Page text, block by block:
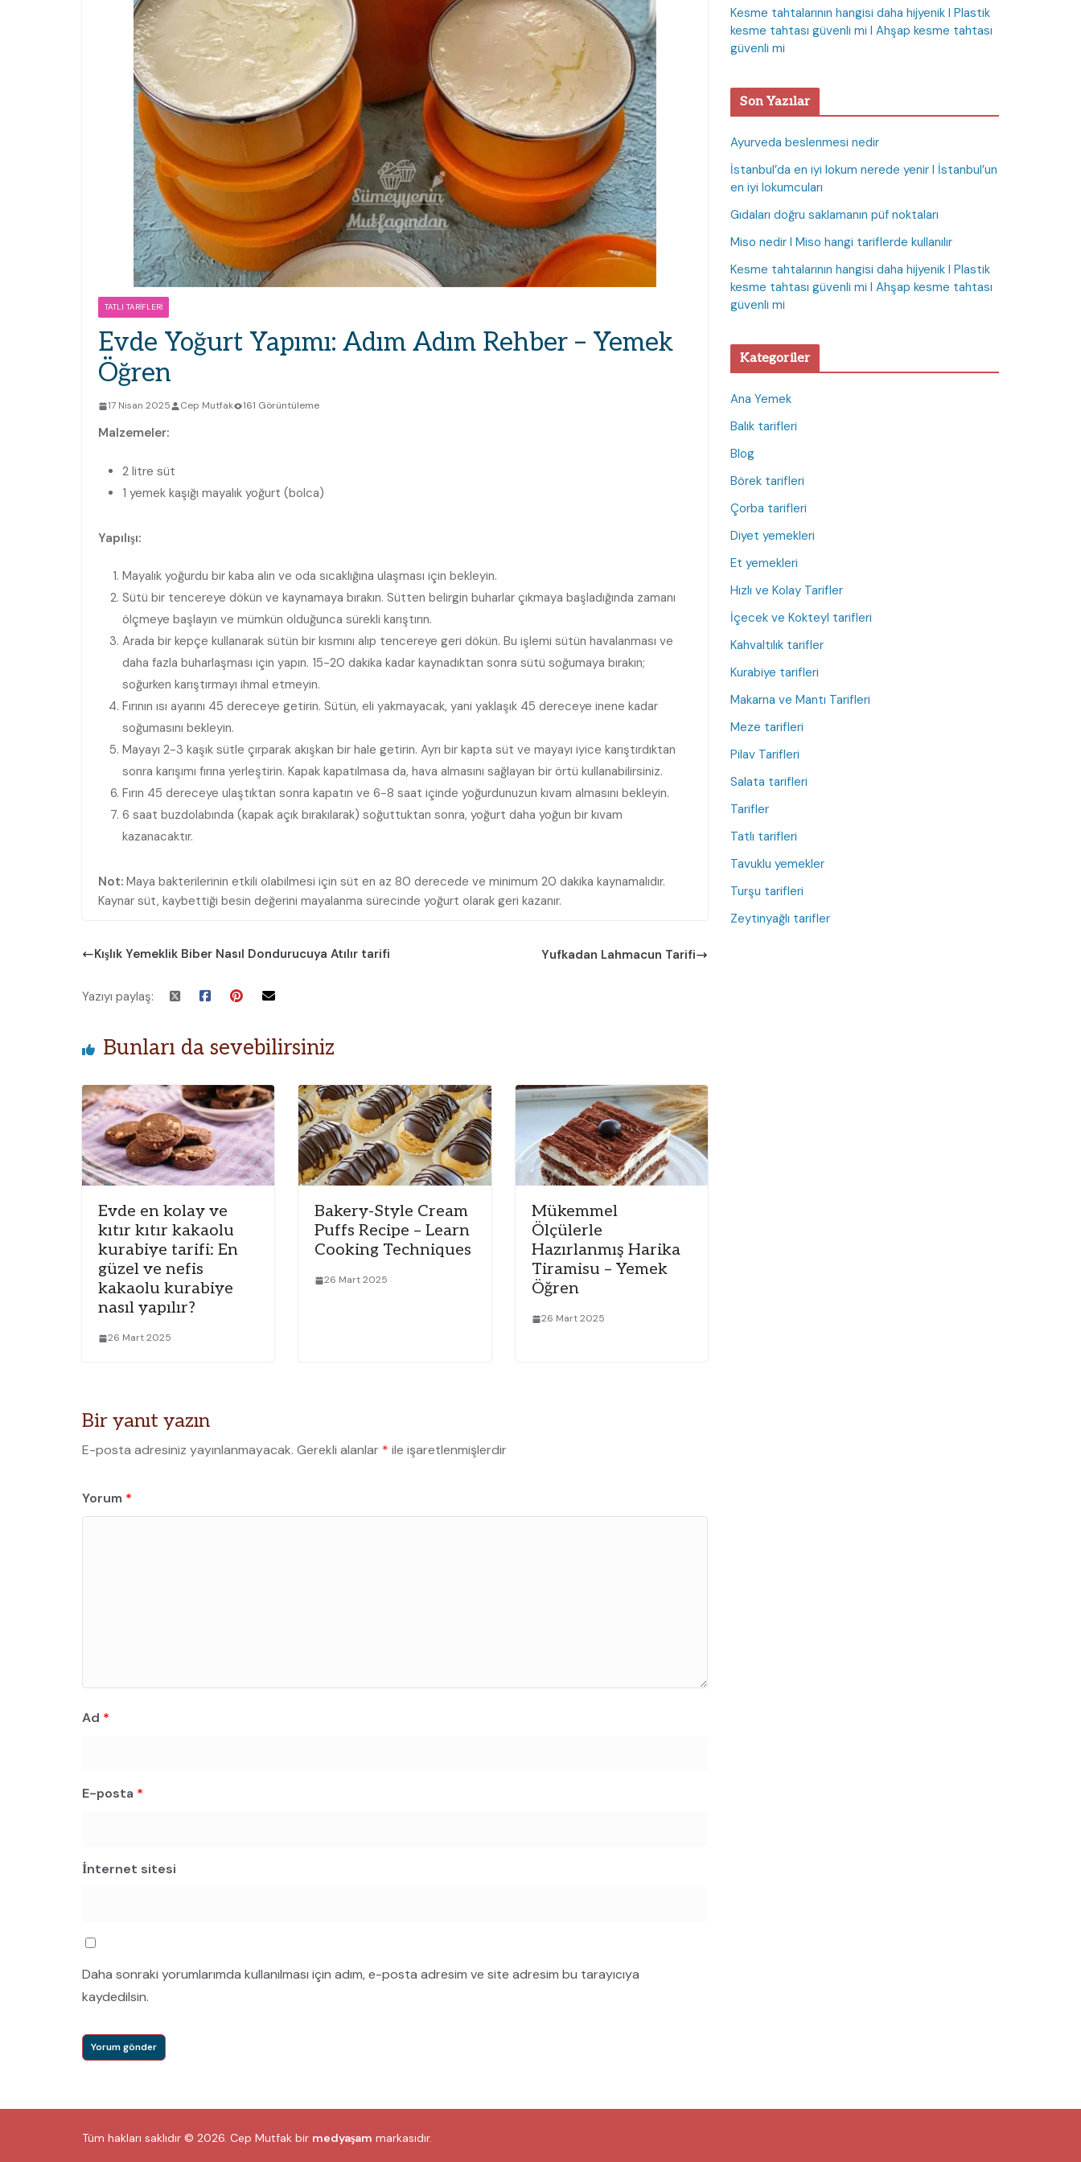
TATLI TARIFLERI
Evde Yoğurt Yapımı: Adım Adım Rehber – Yemek
Öğren
17 Nisan 2025 Cep Mutfak 161 Görüntüleme
Malzemeler:
2 litre süt
1 yemek kaşığı mayalık yoğurt (bolca)
Yapılışı:
Mayalık yoğurdu bir kaba alın ve oda sıcaklığına ulaşması için bekleyin.
Sütü bir tencereye dökün ve kaynamaya bırakın. Sütten belirgin buharlar çıkmaya başladığında zamanı
ölçmeye başlayın ve mümkün olduğunca sürekli karıştırın.
Arada bir kepçe kullanarak sütün bir kısmını alıp tencereye geri dökün. Bu işlemi sütün havalanması ve
daha fazla buharlaşması için yapın. 15-20 dakika kadar kaynadıktan sonra sütü soğumaya bırakın;
soğurken karıştırmayı ihmal etmeyin.
Fırının ısı ayarını 45 dereceye getirin. Sütün, eli yakmayacak, yani yaklaşık 45 dereceye inene kadar
soğumasını bekleyin.
Mayayı 2-3 kaşık sütle çırparak akışkan bir hale getirin. Ayrı bir kapta süt ve mayayı iyice karıştırdıktan
sonra karışımı fırına yerleştirin. Kapak kapatılmasa da, hava almasını sağlayan bir örtü kullanabilirsiniz.
Fırın 45 dereceye ulaştıktan sonra kapatın ve 6-8 saat içinde yoğurdunuzun kıvam almasını bekleyin.
6 saat buzdolabında (kapak açık bırakılarak) soğuttuktan sonra, yoğurt daha yoğun bir kıvam
kazanacaktır.
Not: Maya bakterilerinin etkili olabilmesi için süt en az 80 derecede ve minimum 20 dakika kaynamalıdır.
Kaynar süt, kaybettiği besin değerini mayalanma sürecinde yoğurt olarak geri kazanır.
Kışlık Yemeklik Biber Nasıl Dondurucuya Atılır tarifi Yufkadan Lahmacun Tarifi
Yazıyı paylaş:
Bunları da sevebilirsiniz
Evde en kolay ve
kıtır kıtır kakaolu
kurabiye tarifi: En
güzel ve nefis
kakaolu kurabiye
nasıl yapılır?
26 Mart 2025
Bakery-Style Cream
Puffs Recipe – Learn
Cooking Techniques
26 Mart 2025
Mükemmel
Ölçülerle
Hazırlanmış Harika
Tiramisu – Yemek
Öğren
26 Mart 2025
Bir yanıt yazın
E-posta adresiniz yayınlanmayacak. Gerekli alanlar * ile işaretlenmişlerdir
Yorum *
Ad *
E-posta *
İnternet sitesi
Daha sonraki yorumlarımda kullanılması için adım, e-posta adresim ve site adresim bu tarayıcıya
kaydedilsin.
Kesme tahtalarının hangisi daha hijyenik I Plastik
kesme tahtası güvenli mi I Ahşap kesme tahtası
güvenli mi
Son Yazılar
Ayurveda beslenmesi nedir
İstanbul’da en iyi lokum nerede yenir I İstanbul’un
en iyi lokumcuları
Gıdaları doğru saklamanın püf noktaları
Miso nedir I Miso hangi tariflerde kullanılır
Kesme tahtalarının hangisi daha hijyenik I Plastik
kesme tahtası güvenli mi I Ahşap kesme tahtası
güvenli mi
Kategoriler
Ana Yemek
Balık tarifleri
Blog
Börek tarifleri
Çorba tarifleri
Diyet yemekleri
Et yemekleri
Hızlı ve Kolay Tarifler
İçecek ve Kokteyl tarifleri
Kahvaltılık tarifler
Kurabiye tarifleri
Makarna ve Mantı Tarifleri
Meze tarifleri
Pilav Tarifleri
Salata tarifleri
Tarifler
Tatlı tarifleri
Tavuklu yemekler
Turşu tarifleri
Zeytinyağlı tarifler
Tüm hakları saklıdır © 2026. Cep Mutfak bir medyaşam markasıdır.